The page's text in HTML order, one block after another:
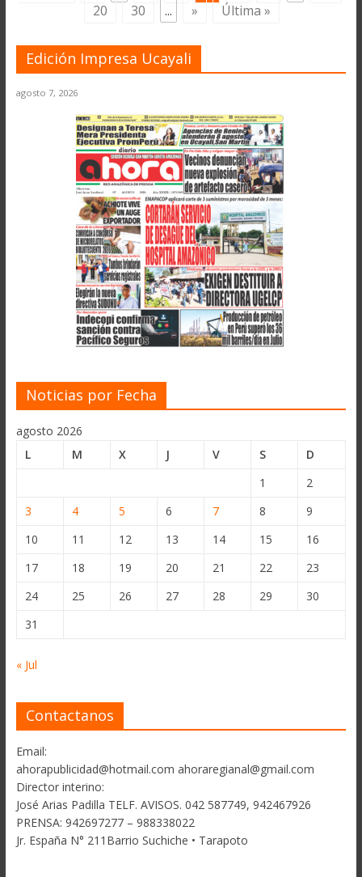
20
30 ... » Última »
Edición Impresa Ucayali
agosto 7, 2026
Noticias por Fecha
agosto 2026
L
M X J V S
D
1
2
3
4 5 6 7 8
9
10
11 12 13 14 15
16
17
18 19 20 21 22
23
24
25 26 27 28 29
30
31
« Jul
Contactanos
Email:
ahorapublicidad@hotmail.com ahoraregianal@gmail.com
Director interino:
José Arias Padilla TELF. AVISOS. 042 587749, 942467926
PRENSA: 942697277 – 988338022
Jr. España N° 211Barrio Suchiche • Tarapoto